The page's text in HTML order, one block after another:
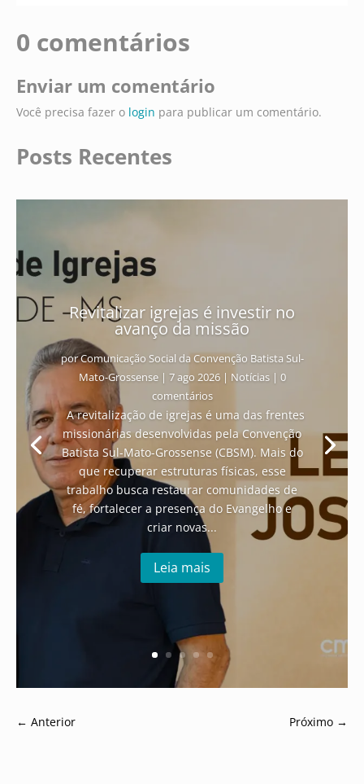
0 comentários
Enviar um comentário
Você precisa fazer o login para publicar um comentário.
Posts Recentes
Revitalizar igrejas é investir no
avanço da missão
porComunicação Social da Convenção Batista Sul-
Mato-Grossense| 7 ago 2026| Notícias| 0
comentários
A revitalização de igrejas é uma das frentes
missionárias desenvolvidas pela Convenção
Batista Sul-Mato-Grossense (CBSM). Mais do
que recuperar estruturas físicas, esse
trabalho busca restaurar comunidades de
fé, fortalecer a presença do Evangelho e
criar novas...
Leia mais
← Anterior Próximo →